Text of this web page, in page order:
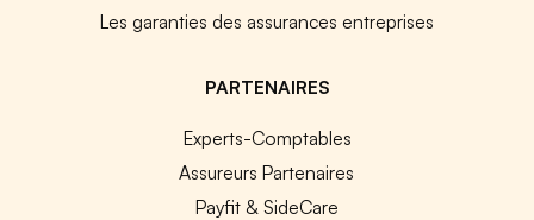
Les garanties des assurances entreprises
PARTENAIRES
Experts-Comptables
Assureurs Partenaires
Payfit & SideCare